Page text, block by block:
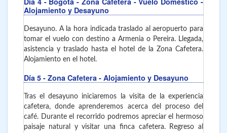
Alojamiento y Desayuno
Desayuno. A la hora indicada traslado al aeropuerto para
tomar el vuelo con destino a Armenia o Pereira. Llegada,
asistencia y traslado hasta el hotel de la Zona Cafetera.
Alojamiento en el hotel.
Día 5 - Zona Cafetera - Alojamiento y Desayuno
Tras el desayuno iniciaremos la visita de la experiencia
cafetera, donde aprenderemos acerca del proceso del
café. Durante el recorrido podremos apreciar el hermoso
paisaje natural y visitar una finca cafetera. Regreso al